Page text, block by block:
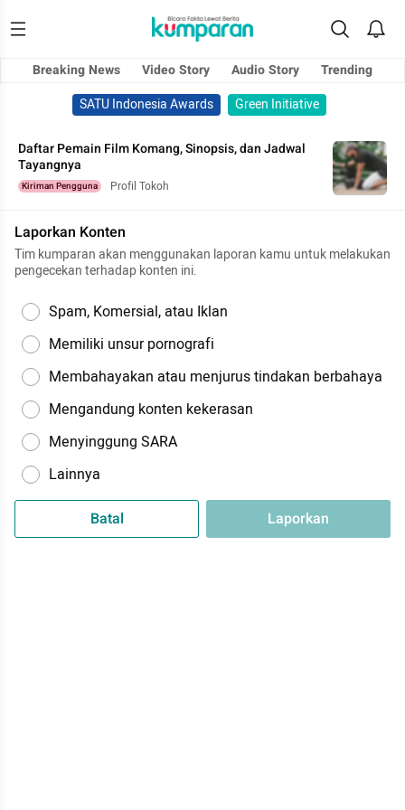
Breaking News Video Story Audio Story
Trending
SATU Indonesia Awards
Green Initiative
Daftar Pemain Film Komang, Sinopsis, dan Jadwal
Tayangnya
Kiriman Pengguna Profil Tokoh
Laporkan Konten
Tim kumparan akan menggunakan laporan kamu untuk melakukan
pengecekan terhadap konten ini.
Spam, Komersial, atau Iklan
Memiliki unsur pornografi
Membahayakan atau menjurus tindakan berbahaya
Mengandung konten kekerasan
Menyinggung SARA
Lainnya
Batal Laporkan